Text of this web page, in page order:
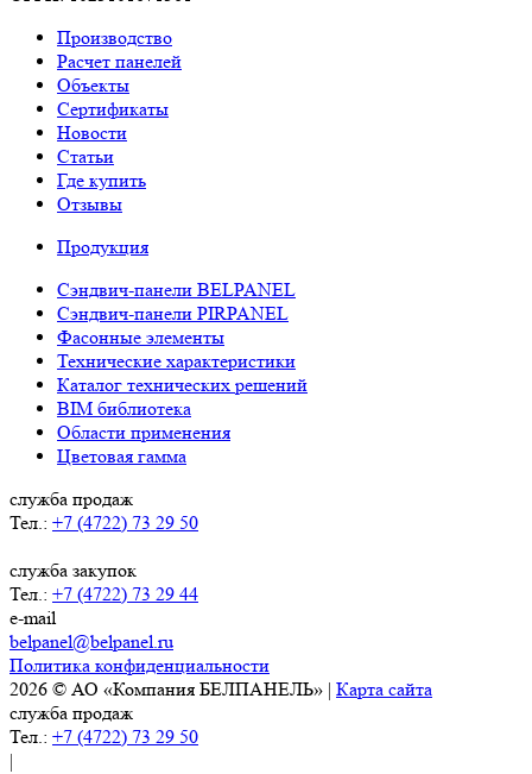
Производство
Расчет панелей
Объекты
Сертификаты
Новости
Статьи
Где купить
Отзывы
Продукция
Сэндвич-панели BELPANEL
Сэндвич-панели PIRPANEL
Фасонные элементы
Технические характеристики
Каталог технических решений
BIM библиотека
Области применения
Цветовая гамма
служба продаж
Тел.: +7 (4722) 73 29 50
служба закупок
Тел.: +7 (4722) 73 29 44
e-mail
belpanel@belpanel.ru
Политика конфиденциальности
2026 © АО «Компания БЕЛПАНЕЛЬ» | Карта сайта
служба продаж
Тел.: +7 (4722) 73 29 50
|